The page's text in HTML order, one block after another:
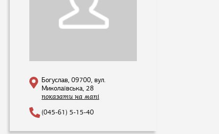
Богуслав, 09700, вул.
Миколаївська, 28
показати на мапі
(045-61) 5-15-40